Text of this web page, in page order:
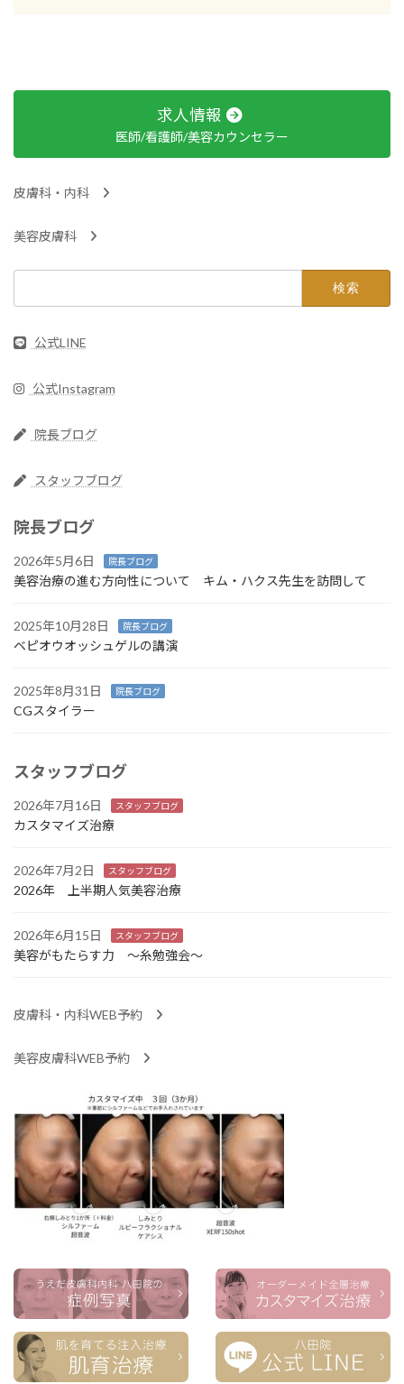
求人情報
医師/看護師/美容カウンセラー
皮膚科・内科
美容皮膚科
公式LINE
公式Instagram
院長ブログ
スタッフブログ
院長ブログ
2026年5月6日 院長ブログ
美容治療の進む方向性について キム・ハクス先生を訪問して
2025年10月28日 院長ブログ
ベピオウオッシュゲルの講演
2025年8月31日 院長ブログ
CGスタイラー
スタッフブログ
2026年7月16日 スタッフブログ
カスタマイズ治療
2026年7月2日 スタッフブログ
2026年 上半期人気美容治療
2026年6月15日 スタッフブログ
美容がもたらす力 ～糸勉強会～
皮膚科・内科WEB予約
美容皮膚科WEB予約